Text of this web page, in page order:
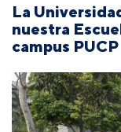
La
nuestra
campus PUCP